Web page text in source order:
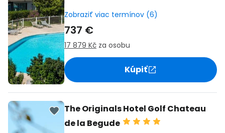
Zobraziť viac termínov (6)
737 €
17 879 Kč za osobu
Kúpiť
The Originals Hotel Golf Chateau
de la Begude